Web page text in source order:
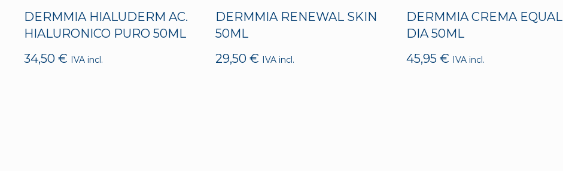
DERMMIA HIALUDERM AC.
HIALURONICO PURO 50ML
34,50 € IVA incl.
DERMMIA RENEWAL SKIN
50ML
29,50 € IVA incl.
DERMMIA CREMA EQUAL
DIA 50ML
45,95€ IVA incl.